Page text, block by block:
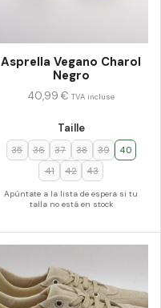
Asprella Vegano Charol
Negro
Taille
35 36 37 38 39
40
41
42 43
Apúntate a la lista de espera si tu
talla no está en stock
40,99€ TVA incluse